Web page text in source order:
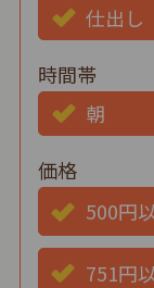
仕出し
時間帯
朝
価格
500円
751円